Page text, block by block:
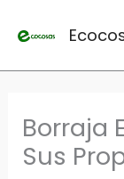
Borraja
Sus